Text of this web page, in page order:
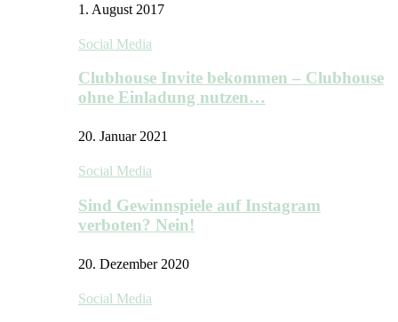
1. August 2017
Social Media
Clubhouse Invite bekommen – Clubhouse
ohne Einladung nutzen…
20. Januar 2021
Social Media
Sind Gewinnspiele auf Instagram
verboten? Nein!
20. Dezember 2020
Social Media